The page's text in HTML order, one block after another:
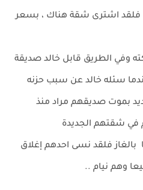
اشترى شقة هناك ، بسعر
وفي الطريق قابل خالد صديقة
سئله خالد عن سبب حزنه
بموت صديقهم مراد منذ
في شقتهم الجديدة
بالغاز فلقد نسى احدهم إغلاق
وهم نيام ..